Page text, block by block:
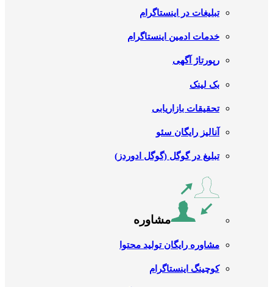
تبلیغات در اینستاگرام
خدمات ادمین اینستاگرام
رپورتاژ آگهی
بک لینک
تحقیقات بازاریابی
آنالیز رایگان سئو
تبلیغ در گوگل (گوگل ادوردز)
مشاوره
مشاوره رایگان تولید محتوا
کوچینگ اینستاگرام